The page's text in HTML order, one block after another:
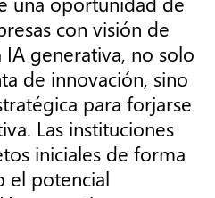
con visión de
generativa, no solo
de innovación, sino
para forjarse
Las instituciones
iniciales de forma
el potencial